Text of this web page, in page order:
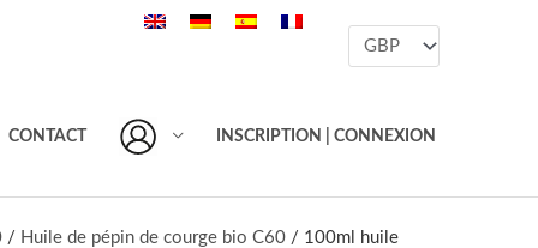
CONTACT INSCRIPTION | CONNEXION
/ Huile de pépin de courge bio C60 / 100ml huile